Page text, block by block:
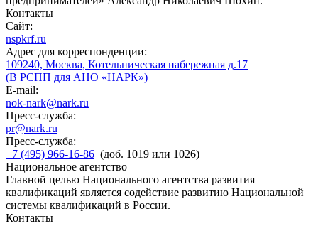
Контакты
Сайт:
nspkrf.ru
Адрес для корреспонденции:
109240, Москва, Котельническая набережная д.17
(В РСПП для АНО «НАРК»)
E-mail:
nok-nark@nark.ru
Пресс-служба:
pr@nark.ru
Пресс-служба:
+7 (495) 966-16-86 (доб. 1019 или 1026)
Национальное агентство
Главной целью Национального агентства развития
квалификаций является содействие развитию Национальной
системы квалификаций в России.
Контакты